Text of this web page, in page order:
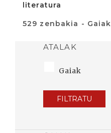
literatura
529 zenbakia - Gaiak
ATALAK
Gaiak
FILTRATU